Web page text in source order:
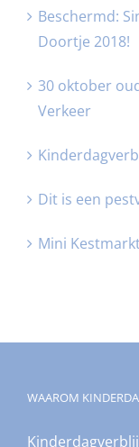
Beschermd:
Doortje 2018!
30 oktober
Verkeer
Dit is een
Mini
WAAROM